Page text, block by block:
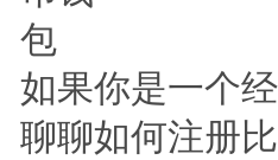
如果你是一个
聊聊如何注册